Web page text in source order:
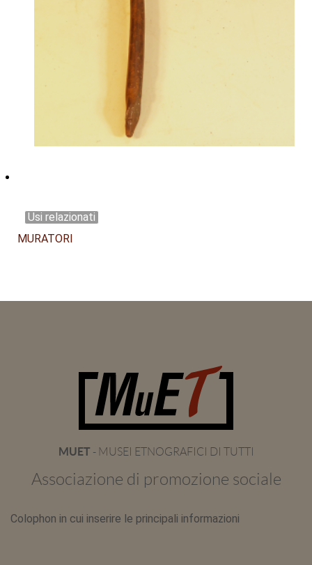
Usi relazionati
MURATORI
MUET - MUSEI ETNOGRAFICI DI TUTTI
Associazione di promozione sociale
Colophon in cui inserire le principali informazioni